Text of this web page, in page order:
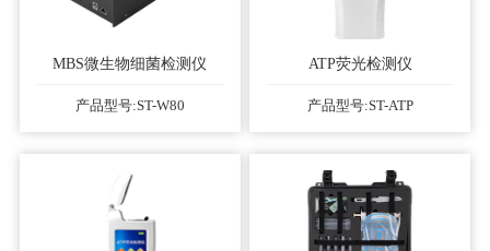
MBS微生物细菌检测仪
产品型号:ST-W80
ATP荧光检测仪
产品型号:ST-ATP